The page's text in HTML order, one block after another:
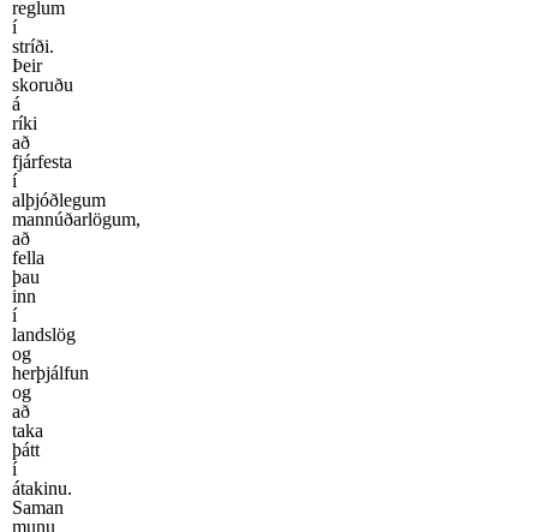
reglum
í
stríði.
Þeir
skoruðu
á
ríki
að
fjárfesta
í
alþjóðlegum
mannúðarlögum,
að
fella
þau
inn
í
landslög
og
herþjálfun
og
að
taka
þátt
í
átakinu.
Saman
munu